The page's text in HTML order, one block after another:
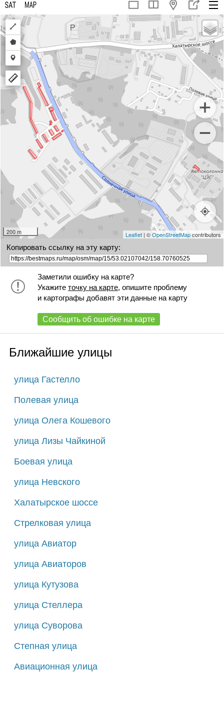
Draw
a
polyline
Draw
a
polygon
Draw
a
marker
200 m Leaflet| ©OpenStreetMapcontributors
Копировать ссылку на эту карту:
Заметили ошибку на карте?
Укажите точку на карте, опишите проблему
и картографы добавят эти данные на карту
Сообщить об ошибке на карте
Ближайшие улицы
улица Гастелло
Полевая улица
улица Олега Кошевого
улица Лизы Чайкиной
Боевая улица
улица Невского
Халатырское шоссе
Стрелковая улица
улица Авиатор
улица Авиаторов
улица Кутузова
улица Стеллера
улица Суворова
Степная улица
Авиационная улица